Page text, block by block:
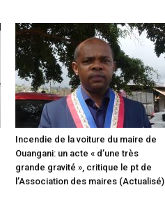
Incendie de la voiture du maire de
Ouangani: un acte « d’une très
grande gravité », critique le pt de
l’Association des maires (Actualisé)